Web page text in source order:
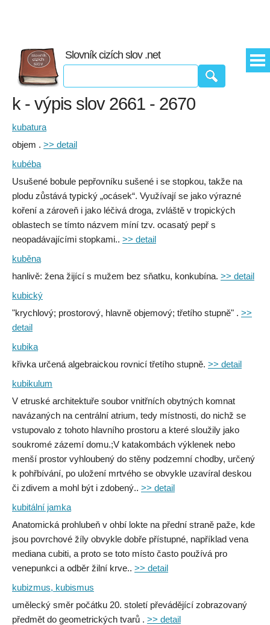
Slovník cizích slov .net
k - výpis slov 2661 - 2670
kubatura
objem . >> detail
kubéba
Usušené bobule pepřovníku sušené i se stopkou, takže na
plodu zůstává typický „ocásek“. Využívají se jako výrazné
koření a zároveň i jako léčivá droga, zvláště v tropických
oblastech se tímto názvem míní tzv. ocasatý pepř s
neopadávajícími stopkami.. >> detail
kuběna
hanlivě: žena žijící s mužem bez sňatku, konkubína. >> detail
kubický
"krychlový; prostorový, hlavně objemový; třetího stupně" . >>
detail
kubika
křivka určená algebraickou rovnicí třetího stupně. >> detail
kubikulum
V etruské architektuře soubor vnitřních obytných komnat
navázaných na centrální atrium, tedy místnosti, do nichž se
vstupovalo z tohoto hlavního prostoru a které sloužily jako
soukromé zázemí domu.;V katakombách výklenek nebo
menší prostor vyhloubený do stěny podzemní chodby, určený
k pohřbívání, po uložení mrtvého se obvykle uzavíral deskou
či zdivem a mohl být i zdobený.. >> detail
kubitální jamka
Anatomická prohlubeň v ohbí lokte na přední straně paže, kde
jsou povrchové žíly obvykle dobře přístupné, například vena
mediana cubiti, a proto se toto místo často používá pro
venepunkci a odběr žilní krve.. >> detail
kubizmus, kubismus
umělecký směr počátku 20. století převádějící zobrazovaný
předmět do geometrických tvarů . >> detail